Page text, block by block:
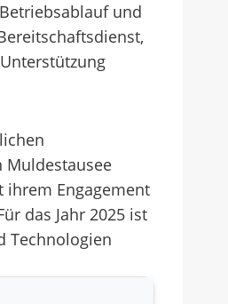
und
Muldestausee
Engagement
das Jahr 2025 ist
Technologien